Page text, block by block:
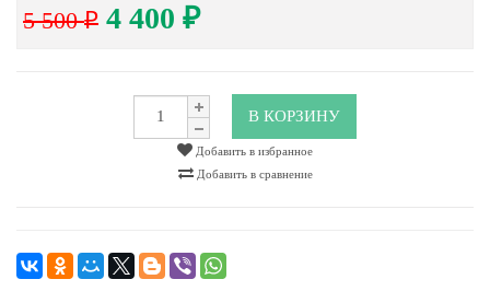
5 500₽ 4 400 ₽
В КОРЗИНУ
Добавить в избранное
Добавить в сравнение